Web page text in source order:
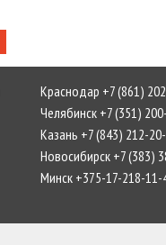
Краснодар +7 (861)
Челябинск +7 (351)
Казань +7 (843) 212-
Новосибирск +7 (383)
Минск +375-17-218-11-